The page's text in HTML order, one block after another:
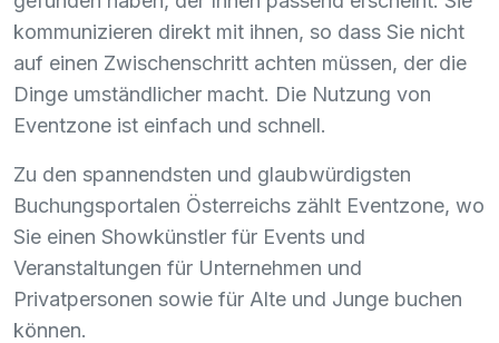
kommunizieren direkt mit ihnen, so dass Sie nicht
auf einen Zwischenschritt achten müssen, der die
Dinge umständlicher macht. Die Nutzung von
Eventzone ist einfach und schnell.
Zu den spannendsten und glaubwürdigsten
Buchungsportalen Österreichs zählt Eventzone, wo
Sie einen Showkünstler für Events und
Veranstaltungen für Unternehmen und
Privatpersonen sowie für Alte und Junge buchen
können.